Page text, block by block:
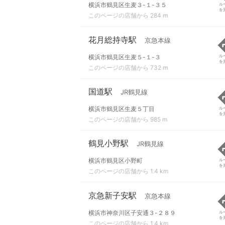
横浜市鶴見区生麦３-１-３５
このページの店舗から 284 m
ル
を
花月総持寺駅 京急本線
横浜市鶴見区生麦５-１-３
このページの店舗から 732 m
ル
を
国道駅 JR鶴見線
横浜市鶴見区生麦５丁目
このページの店舗から 985 m
ル
を
鶴見小野駅 JR鶴見線
横浜市鶴見区小野町
このページの店舗から 1.4 km
ル
を
京急新子安駅 京急本線
横浜市神奈川区子安通３-２８９
このページの店舗から 1.4 km
ル
を